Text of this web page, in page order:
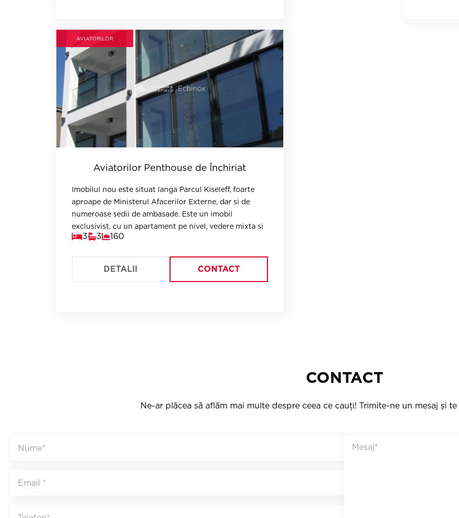
AVIATORILOR
Aviatorilor Penthouse de Închiriat
Imobilul nou este situat langa Parcul Kiseleff, foarte
aproape de Ministerul Afacerilor Externe, dar si de
numeroase sedii de ambasade. Este un imobil
exclusivist, cu un apartament pe nivel, vedere mixta si
are avantajele celei mai selecte zone rezidentiale.
3 3 160
DETALII CONTACT
CONTACT
Ne-ar plăcea să aflăm mai multe despre ceea ce cauți! Trimite-ne un mesaj și